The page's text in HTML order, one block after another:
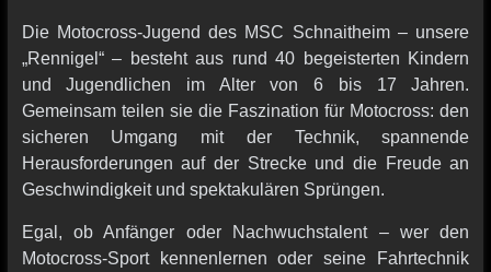
Die Motocross-Jugend des MSC Schnaitheim – unsere
„Rennigel“ – besteht aus rund 40 begeisterten Kindern
und Jugendlichen im Alter von 6 bis 17 Jahren.
Gemeinsam teilen sie die Faszination für Motocross: den
sicheren Umgang mit der Technik, spannende
Herausforderungen auf der Strecke und die Freude an
Geschwindigkeit und spektakulären Sprüngen.
Egal, ob Anfänger oder Nachwuchstalent – wer den
Motocross-Sport kennenlernen oder seine Fahrtechnik